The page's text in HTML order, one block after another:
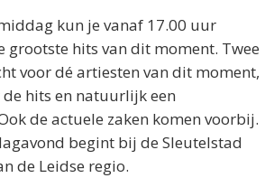
kun je vanaf 17.00 uur
grootste hits van dit moment. Twee
voor dé artiesten van dit moment,
hits en natuurlijk een
de actuele zaken komen voorbij.
begint bij de Sleutelstad
de Leidse regio.